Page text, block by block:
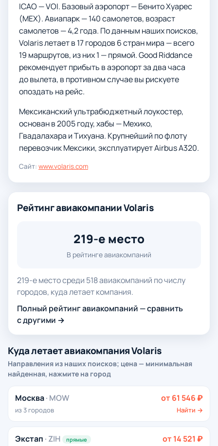
ICAO — VOI. Базовый аэропорт — Бенито Хуарес
(MEX). Авиапарк — 140 самолетов, возраст
самолетов — 4,2 года. По данным наших поисков,
Volaris летает в 17 городов 6 стран мира — всего
19 маршрутов, из них 1 — прямой. Good Riddance
рекомендует прибыть в аэропорт за два часа
до вылета, в противном случае вы рискуете
опоздать на рейс.
Мексиканский ультрабюджетный лоукостер,
основан в 2005 году, хабы — Мехико,
Гвадалахара и Тихуана. Крупнейший по флоту
перевозчик Мексики, эксплуатирует Airbus A320.
Сайт: www.volaris.com
Рейтинг авиакомпании Volaris
219-е место
В рейтинге авиакомпаний
219-е место среди 518 авиакомпаний по числу
городов, куда летает компания.
Полный рейтинг авиакомпаний — сравнить
с другими →
Куда летает авиакомпания Volaris
Направления из наших поисков; цена — минимальная
найденная, нажмите на город
Москва· MOW
из 3 городов
от 61 546 ₽
Найти →
Экстап · ZIH прямые от 14 521 ₽